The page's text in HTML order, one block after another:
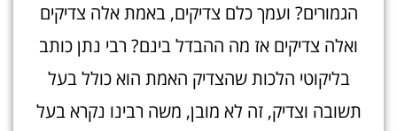
הגמורים? ועמך כלם צדיקים, באמת אלה צדיקים
ואלה צדיקים אז מה ההבדל בינם? רבי נתן כותב
בליקוטי הלכות שהצדיק האמת הוא כולל בעל
תשובה וצדיק, זה לא מובן, משה רבינו נקרא בעל